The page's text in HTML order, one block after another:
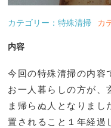
カテゴリー：特殊清掃 カ
内容
今回の特殊清掃の内容
お一人暮らしの方が、
ま帰らぬ人となりまし
置されること１年経過